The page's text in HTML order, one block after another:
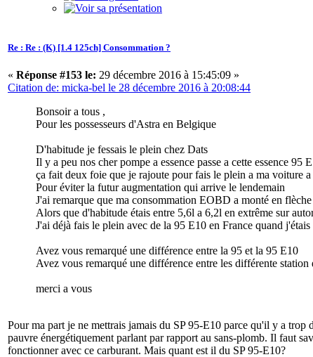
Re : Re : (K) [1.4 125ch] Consommation ?
« Réponse #153 le: 29 décembre 2016 à 15:45:09 »
Citation de: micka-bel le 28 décembre 2016 à 20:08:44
Bonsoir a tous ,
Pour les possesseurs d'Astra en Belgique
D'habitude je fessais le plein chez Dats
Il y a peu nos cher pompe a essence passe a cette essence 95
ça fait deux foie que je rajoute pour fais le plein a ma voiture
Pour éviter la futur augmentation qui arrive le lendemain
J'ai remarque que ma consommation EOBD a monté en
Alors que d'habitude étais entre 5,6l a 6,2l en extrême sur
J'ai déjà fais le plein avec de la 95 E10 en France quand
Avez vous remarqué une différence entre la 95 et la 95 E10
Avez vous remarqué une différence entre les différente station
merci a vous
Pour ma part je ne mettrais jamais du SP 95-E10 parce qu'il y a trop
pauvre énergétiquement parlant par rapport au sans-plomb. Il faut
fonctionner avec ce carburant. Mais quant est il du SP 95-E10?